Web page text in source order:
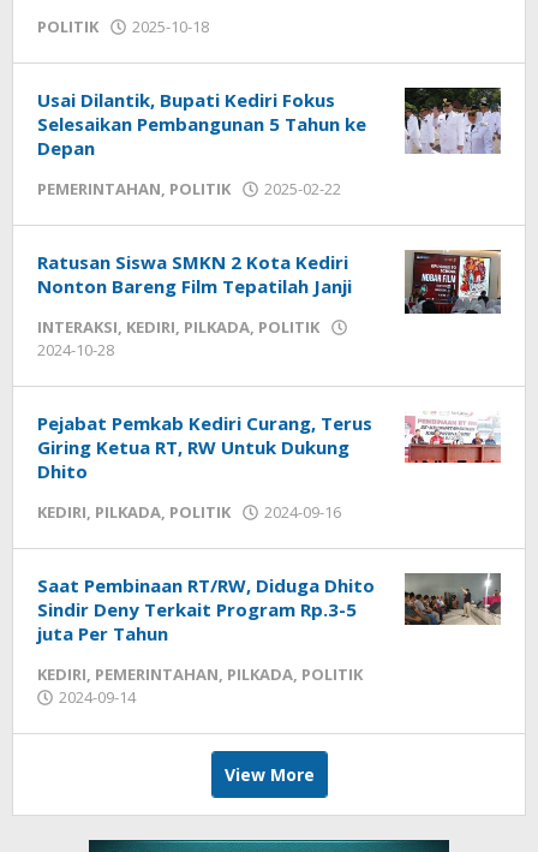
POLITIK 2025-10-18
Usai Dilantik, Bupati Kediri Fokus
Selesaikan Pembangunan 5 Tahun ke
Depan
PEMERINTAHAN, POLITIK 2025-02-22
Ratusan Siswa SMKN 2 Kota Kediri
Nonton Bareng Film Tepatilah Janji
INTERAKSI, KEDIRI, PILKADA, POLITIK
2024-10-28
Pejabat Pemkab Kediri Curang, Terus
Giring Ketua RT, RW Untuk Dukung
Dhito
KEDIRI, PILKADA, POLITIK 2024-09-16
Saat Pembinaan RT/RW, Diduga Dhito
Sindir Deny Terkait Program Rp.3-5
juta Per Tahun
KEDIRI, PEMERINTAHAN, PILKADA, POLITIK
2024-09-14
View More